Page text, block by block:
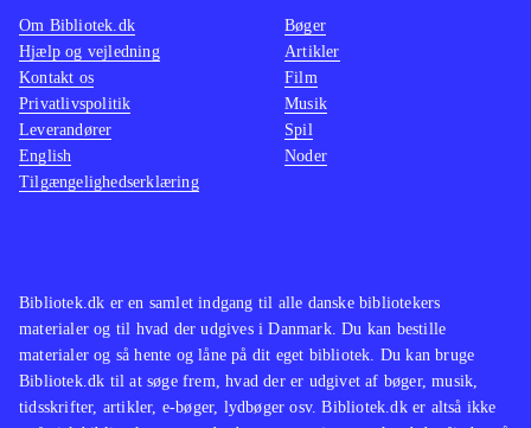
Bibliotek.dk er en samlet indgang til alle danske bibliotekers
materialer og til hvad der udgives i Danmark. Du kan bestille
materialer og så hente og låne på dit eget bibliotek. Du kan bruge
Bibliotek.dk til at søge frem, hvad der er udgivet af bøger, musik,
tidsskrifter, artikler, e-bøger, lydbøger osv. Bibliotek.dk er altså ikke
Om Bibliotek.dk
Hjælp og vejledning
Kontakt os
Privatlivspolitik
Leverandører
English
Tilgængelighedserklæring
Bøger
Artikler
Film
Musik
Spil
Noder